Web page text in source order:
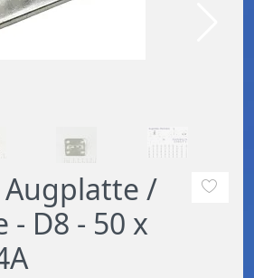
Augplatte /
- D8 - 50 x